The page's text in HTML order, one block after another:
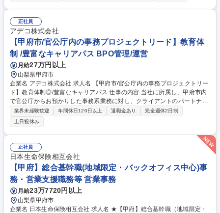
まで様々な種類がございますが、個々の適性やご希望を踏まえて、最適な
案件で勤務いただきながら成長をサポートします！（面接選考にて希望や
適性のマッチングを実施） 「なぜ安定や手に職を得られるのか？」メリッ
トは下記の【必要な能力・経験】と【制度・福利厚生備考】をご覧くださ
い。 募集職種 【山梨】「安定」が欲しい方にお勧め！未経験からエンジ
ニアの道へ
正社員
アデコ株式会社
【甲府市/官公庁内の事務プロジェクトリード】教育体
制 /豊富なキャリアパス BPO管理/運営
月給27万円以上
山梨県甲府市
企業名 アデコ株式会社 求人名 【甲府市/官公庁内の事務プロジェクトリー
ド】教育体制◎/豊富なキャリアパス 仕事の内容 当社に所属し、甲府市内
で官公庁からお預かりした事務系業務に対し、クライアントのパートナー
としてプロジェクト運営・オペレーション改善・実業務を担う組織のマネ
ジメントなどをお任せします。 ★マネジメント力やコンサルティングスキ
ルなど、ご意向に合わせ様々なスキル・専門性が身につく環境です！ ＜業
務管理＞■現場業務の運営、プロジェクトの進捗管理、オペレーションの
確立 ■クライアント課題へのコンサルティング（DXなど） ＜労務管理＞■
スタッフの採用・教育 ＜収支管理＞■収支予測、収支改善に向けた改善案
立案 募集職種 【甲府市/官公庁内の事務プロジェクトリード】教育体制◎/
豊富なキャリアパス
業界未経験歓迎 年間休日120日以上 退職金あり
完全週休2日制
土日祝休み
正社員
日本生命保険相互会社
【甲府】総合基幹職(地域限定・バックオフィス中心)事
務・営業支援職務等 営業事務
月給23万7720円以上
山梨県甲府市
企業名 日本生命保険相互会社 求人名 ★【甲府】総合基幹職（地域限定・